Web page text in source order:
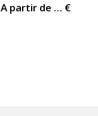
A partir de … €